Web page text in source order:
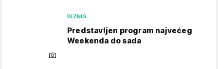
BIZNIS
Predstavljen program najvećeg
Weekenda do sada